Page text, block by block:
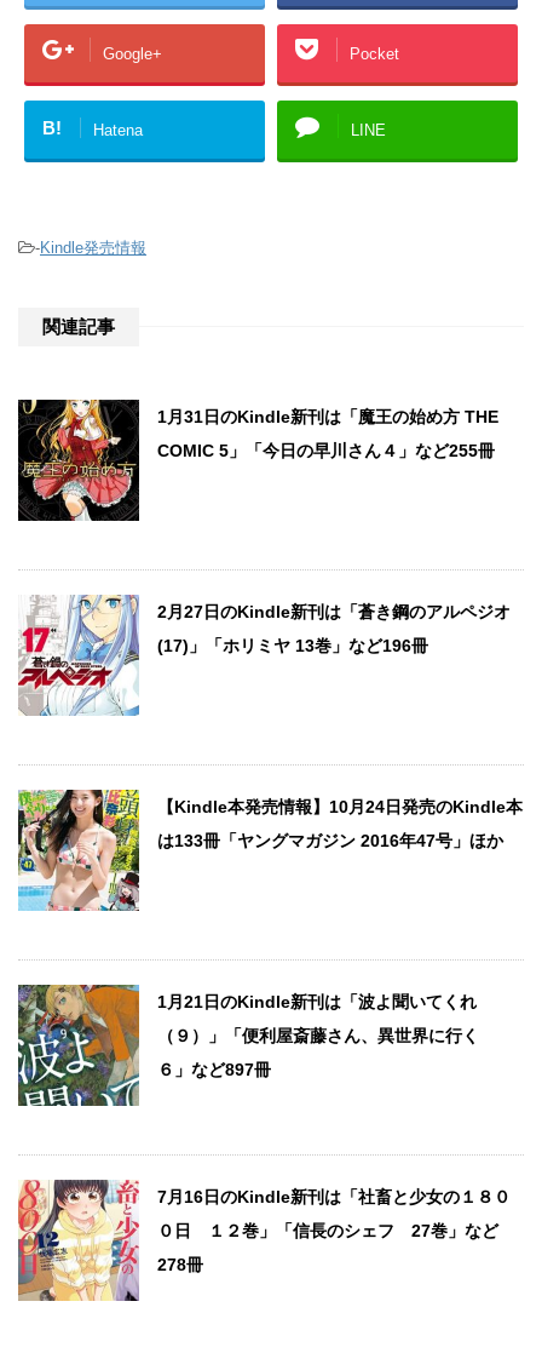
Google+ Pocket
B! Hatena LINE
-Kindle発売情報
関連記事
1月31日のKindle新刊は「魔王の始め方 THE
COMIC 5」「今日の早川さん４」など255冊
2月27日のKindle新刊は「蒼き鋼のアルペジオ
(17)」「ホリミヤ 13巻」など196冊
【Kindle本発売情報】10月24日発売のKindle本
は133冊「ヤングマガジン 2016年47号」ほか
1月21日のKindle新刊は「波よ聞いてくれ
（９）」「便利屋斎藤さん、異世界に行く
６」など897冊
7月16日のKindle新刊は「社畜と少女の１８０
０日 １２巻」「信長のシェフ 27巻」など
278冊